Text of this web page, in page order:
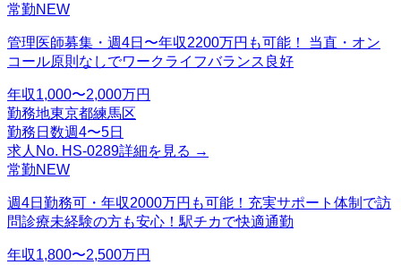
常勤NEW
管理医師募集・週4日〜年収2200万円も可能！ 当直・オン
コール原則なしでワークライフバランス良好
年収1,000〜2,000万円
勤務地東京都練馬区
勤務日数週4〜5日
求人No. HS-0289詳細を見る →
常勤NEW
週4日勤務可・年収2000万円も可能！充実サポート体制で訪
問診療未経験の方も安心！駅チカで快適通勤
年収1,800〜2,500万円